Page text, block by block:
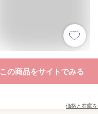
この商品をサイトでみる
価格と在庫を